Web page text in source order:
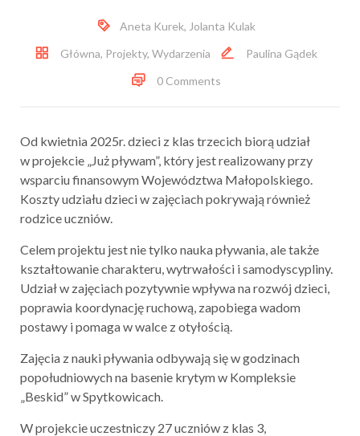
Aneta Kurek, Jolanta Kulak
Główna, Projekty, Wydarzenia
Paulina Gądek
0 Comments
Od kwietnia 2025r. dzieci z klas trzecich biorą udział
w projekcie „Już pływam”, który jest realizowany przy
wsparciu finansowym Województwa Małopolskiego.
Koszty udziału dzieci w zajęciach pokrywają również
rodzice uczniów.
Celem projektu jest nie tylko nauka pływania, ale także
kształtowanie charakteru, wytrwałości i samodyscypliny.
Udział w zajęciach pozytywnie wpływa na rozwój dzieci,
poprawia koordynację ruchową, zapobiega wadom
postawy i pomaga w walce z otyłością.
Zajęcia z nauki pływania odbywają się w godzinach
popołudniowych na basenie krytym w Kompleksie
„Beskid” w Spytkowicach.
W projekcie uczestniczy 27 uczniów z klas 3,